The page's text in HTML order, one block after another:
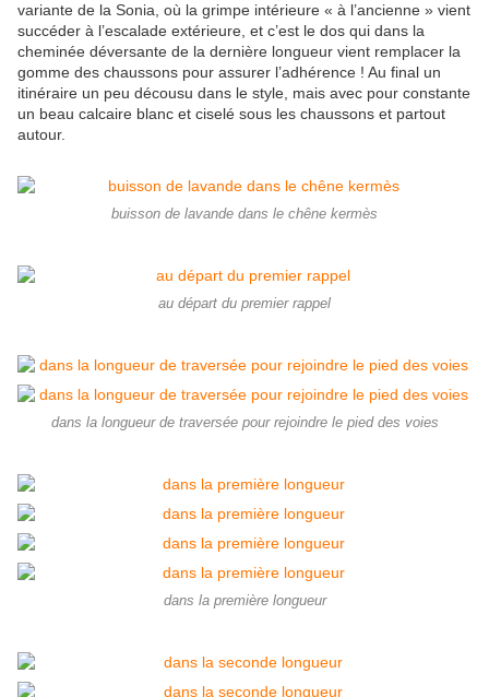
variante de la Sonia, où la grimpe intérieure « à l’ancienne » vient
succéder à l’escalade extérieure, et c’est le dos qui dans la
cheminée déversante de la dernière longueur vient remplacer la
gomme des chaussons pour assurer l’adhérence ! Au final un
itinéraire un peu décousu dans le style, mais avec pour constante
un beau calcaire blanc et ciselé sous les chaussons et partout
autour.
buisson de lavande dans le chêne kermès
au départ du premier rappel
dans la longueur de traversée pour rejoindre le pied des voies
dans la première longueur